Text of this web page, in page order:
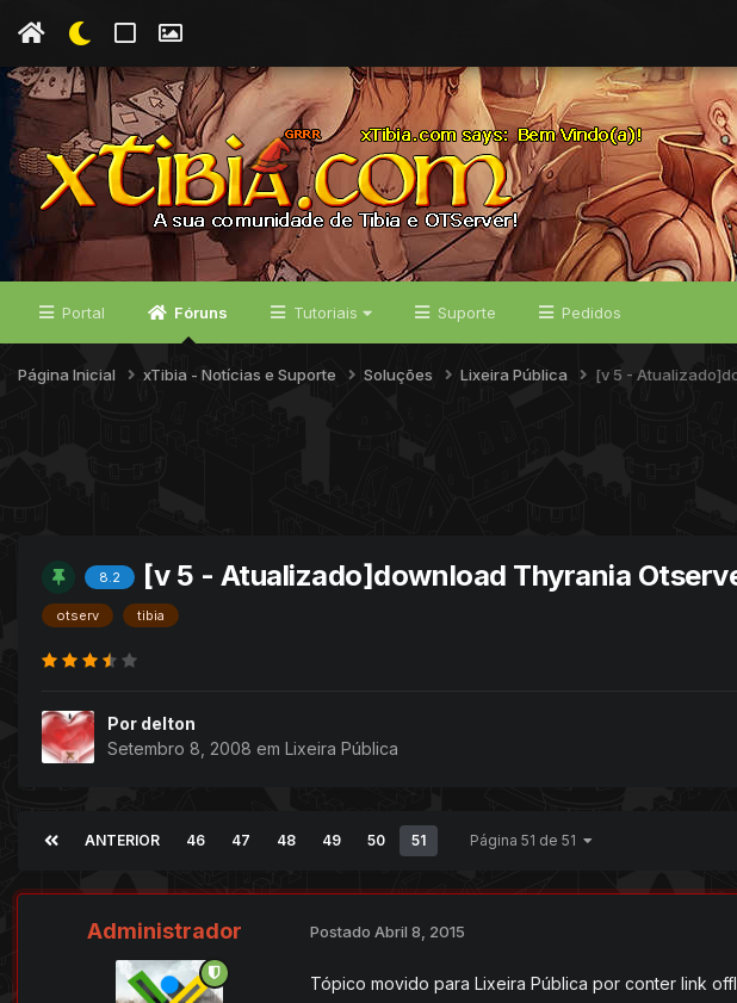
Portal Fóruns Tutoriais Suporte Pedidos
Página Inicial xTibia - Notícias e Suporte Soluções Lixeira Pública [v 5 -
8.2 [v 5 - Atualizado]download Thyrania
otserv tibia
Por delton
Setembro 8, 2008 em Lixeira Pública
ANTERIOR 46 47 48 49 50 51 Página 51 de 51
Administrador Postado Abril 8, 2015
Tópico movido para Lixeira Pública por conter link